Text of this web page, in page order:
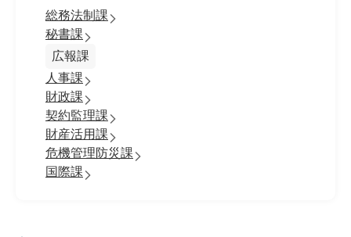
総務法制課
秘書課
広報課
人事課
財政課
契約監理課
財産活用課
危機管理防災課
国際課